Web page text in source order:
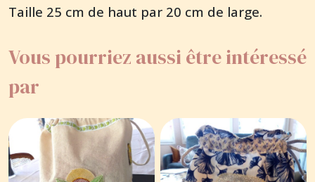
Taille 25 cm de haut par 20 cm de large.
Vous pourriez aussi être intéressé
par